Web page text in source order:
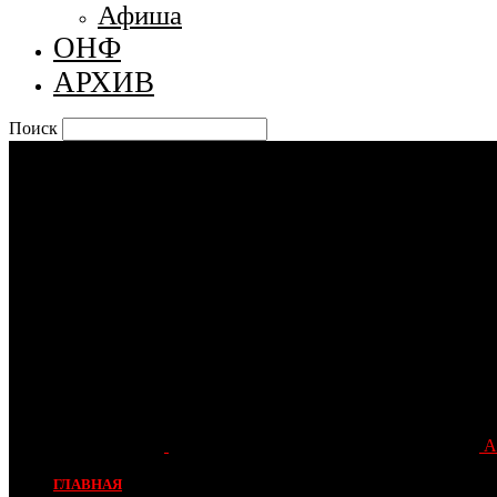
Афиша
ОНФ
АРХИВ
Поиск
ГЛАВНАЯ